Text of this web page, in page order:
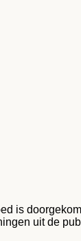
is
uit de